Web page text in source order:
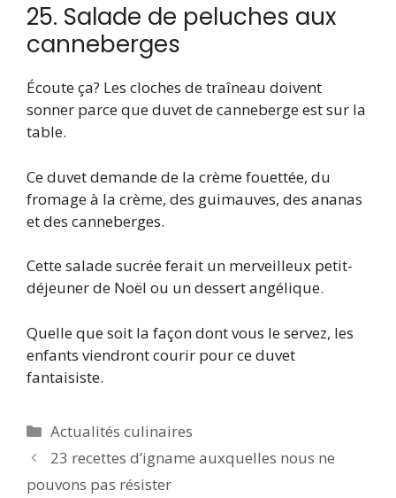
25. Salade de peluches aux
canneberges
Écoute ça? Les cloches de traîneau doivent
sonner parce que duvet de canneberge est sur la
table.
Ce duvet demande de la crème fouettée, du
fromage à la crème, des guimauves, des ananas
et des canneberges.
Cette salade sucrée ferait un merveilleux petit-
déjeuner de Noël ou un dessert angélique.
Quelle que soit la façon dont vous le servez, les
enfants viendront courir pour ce duvet
fantaisiste.
Catégories
Actualités culinaires
23 recettes d’igname auxquelles nous ne
pouvons pas résister